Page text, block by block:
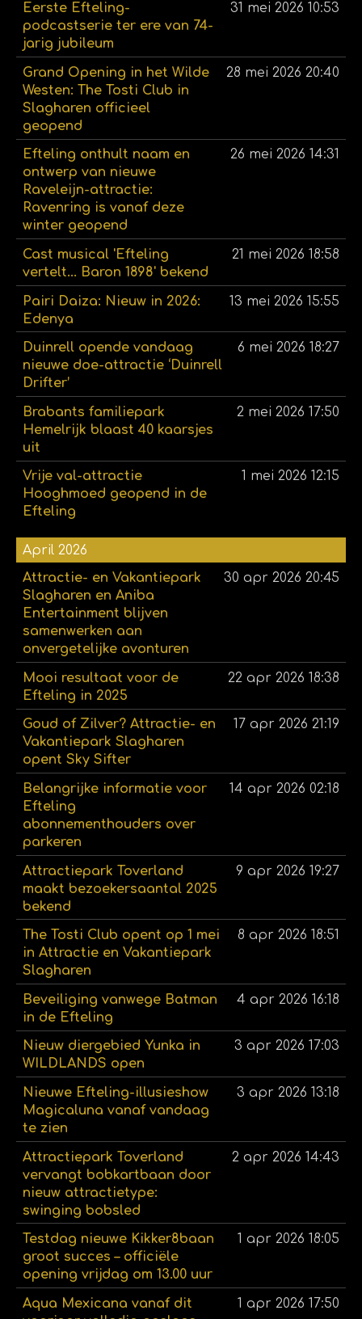
Eerste Efteling-
podcastserie ter ere van 74-
jarig jubileum
31 mei 2026 10:53
Grand Opening in het Wilde
Westen: The Tosti Club in
Slagharen officieel
geopend
28 mei 2026 20:40
Efteling onthult naam en
ontwerp van nieuwe
Raveleijn-attractie:
Ravenring is vanaf deze
winter geopend
26 mei 2026 14:31
Cast musical 'Efteling
vertelt... Baron 1898' bekend
21 mei 2026 18:58
Pairi Daiza: Nieuw in 2026:
Edenya
13 mei 2026 15:55
Duinrell opende vandaag
nieuwe doe-attractie ‘Duinrell
Drifter’
6 mei 2026 18:27
Brabants familiepark
Hemelrijk blaast 40 kaarsjes
uit
2 mei 2026 17:50
Vrije val-attractie
Hooghmoed geopend in de
Efteling
1 mei 2026 12:15
April 2026
Attractie- en Vakantiepark
Slagharen en Aniba
Entertainment blijven
samenwerken aan
onvergetelijke avonturen
30 apr 2026 20:45
Mooi resultaat voor de
Efteling in 2025
22 apr 2026 18:38
Goud of Zilver? Attractie- en
Vakantiepark Slagharen
opent Sky Sifter
17 apr 2026 21:19
Belangrijke informatie voor
Efteling
abonnementhouders over
parkeren
14 apr 2026 02:18
Attractiepark Toverland
maakt bezoekersaantal 2025
bekend
9 apr 2026 19:27
The Tosti Club opent op 1 mei
in Attractie en Vakantiepark
Slagharen
8 apr 2026 18:51
Beveiliging vanwege Batman
in de Efteling
4 apr 2026 16:18
Nieuw diergebied Yunka in
WILDLANDS open
3 apr 2026 17:03
Nieuwe Efteling-illusieshow
Magicaluna vanaf vandaag
te zien
3 apr 2026 13:18
Attractiepark Toverland
vervangt bobkartbaan door
nieuw attractietype:
swinging bobsled
2 apr 2026 14:43
Testdag nieuwe Kikker8baan
groot succes – officiële
opening vrijdag om 13.00 uur
1 apr 2026 18:05
Aqua Mexicana vanaf dit
1 apr 2026 17:50